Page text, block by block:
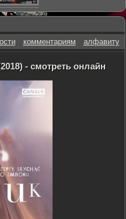
комментариям алфавиту
- смотреть онлайн